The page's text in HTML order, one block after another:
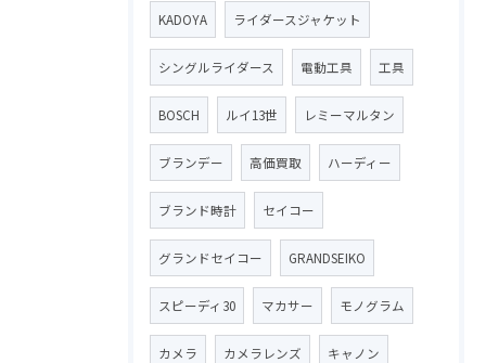
KADOYA ライダースジャケット
シングルライダース 電動工具 工具
BOSCH ルイ13世 レミーマルタン
ブランデー 高価買取 ハーディー
ブランド時計 セイコー
グランドセイコー GRANDSEIKO
スピーディ30 マカサー モノグラム
カメラ カメラレンズ キャノン